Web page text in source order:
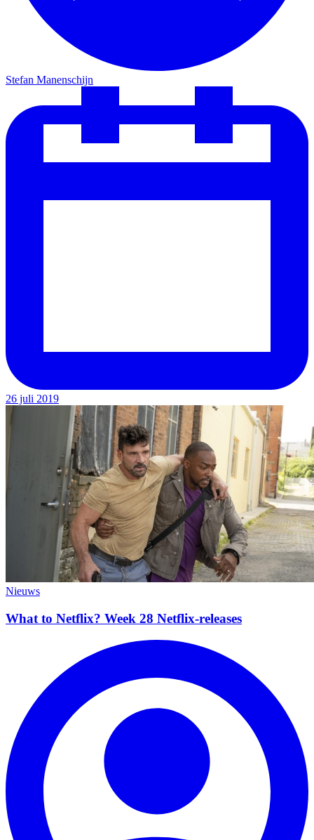
Stefan Manenschijn
26 juli 2019
Nieuws
What to Netflix? Week 28 Netflix-releases